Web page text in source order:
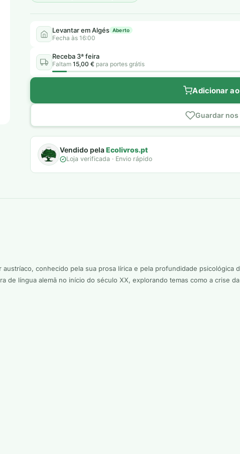
Levantar em Algés Aberto
Fecha às 16:00
Receba 3ª feira
Faltam 15,00 € para portes grátis
Adicionar
Guardar
Vendido pelaEcolivros.pt
Loja verificada · Envio rápido
conhecido pela sua prosa lírica e pela profundidade psicológica
de língua alemã no início do século XX, explorando temas como a crise